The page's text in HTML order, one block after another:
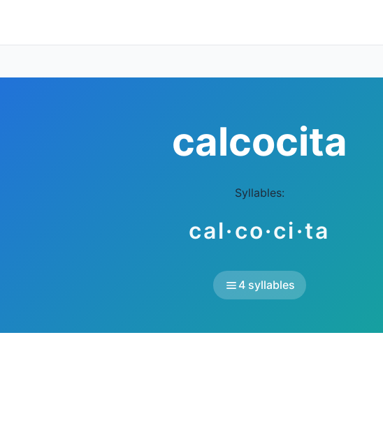
calcocita
Syllables:
cal·co·ci·ta
4 syllables